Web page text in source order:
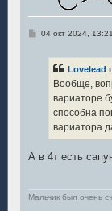
С04 окт 2024, 13:21
Lovelead
Вообще,
вариаторе
способна
вариатора
А в 4т есть
Мальчик был очень